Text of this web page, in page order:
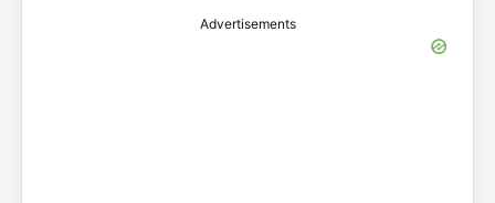
Advertisements